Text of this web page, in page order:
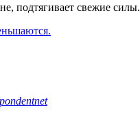
подтягивает свежие силы.